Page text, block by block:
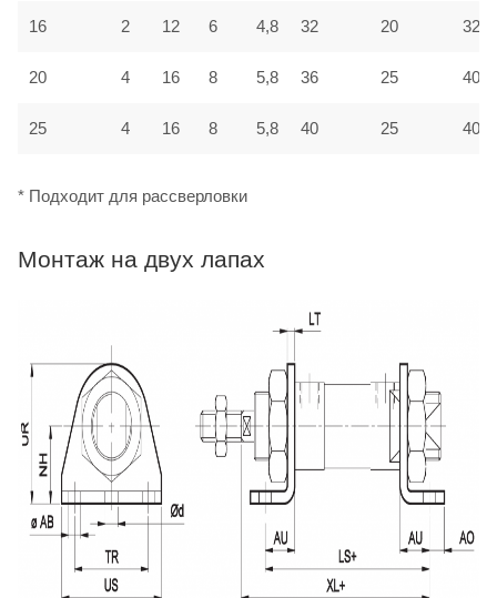
16 2 12 6 4,8 32 20 32
20 4 16 8 5,8 36 25 40
25 4 16 8 5,8 40 25 40
* Подходит для рассверловки
Монтаж на двух лапах